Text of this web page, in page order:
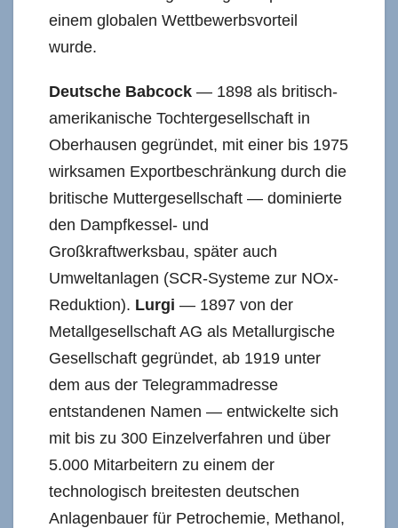
einem globalen Wettbewerbsvorteil
wurde.
Deutsche Babcock — 1898 als britisch-
amerikanische Tochtergesellschaft in
Oberhausen gegründet, mit einer bis 1975
wirksamen Exportbeschränkung durch die
britische Muttergesellschaft — dominierte
den Dampfkessel- und
Großkraftwerksbau, später auch
Umweltanlagen (SCR-Systeme zur NOx-
Reduktion). Lurgi — 1897 von der
Metallgesellschaft AG als Metallurgische
Gesellschaft gegründet, ab 1919 unter
dem aus der Telegrammadresse
entstandenen Namen — entwickelte sich
mit bis zu 300 Einzelverfahren und über
5.000 Mitarbeitern zu einem der
technologisch breitesten deutschen
Anlagenbauer für Petrochemie, Methanol,